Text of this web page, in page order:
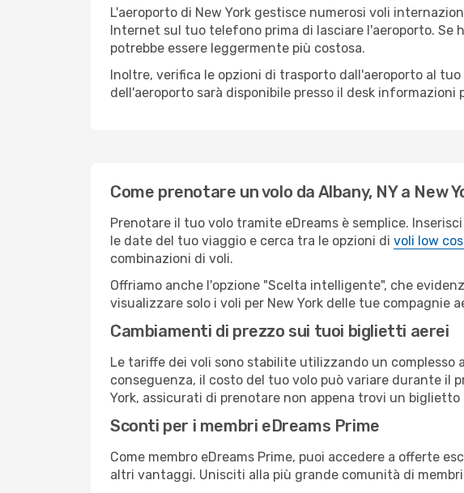
L'aeroporto di New York gestisce numerosi voli
Internet sul tuo telefono prima di lasciare l'aeroporto. Se
potrebbe essere leggermente più costosa.
Inoltre, verifica le opzioni di trasporto dall'aeroporto al
dell'aeroporto sarà disponibile presso il desk
Come prenotare un volo da Albany, NY a New
Prenotare il tuo volo tramite eDreams è semplice.
le date del tuo viaggio e cerca tra le opzioni di voli low
combinazioni di voli.
Offriamo anche l'opzione "Scelta intelligente", che
visualizzare solo i voli per New York delle tue compagnie
Cambiamenti di prezzo sui tuoi biglietti aerei
Le tariffe dei voli sono stabilite utilizzando un complesso
conseguenza, il costo del tuo volo può variare durante il
York, assicurati di prenotare non appena trovi un
Sconti per i membri eDreams Prime
Come membro eDreams Prime, puoi accedere a offerte
altri vantaggi. Unisciti alla più grande comunità di